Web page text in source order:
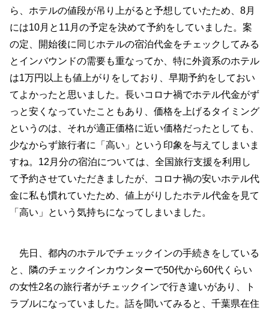
ら、ホテルの値段が吊り上がると予想していたため、8月
には10月と11月の予定を決めて予約をしていました。案
の定、開始後に同じホテルの宿泊代金をチェックしてみる
とインバウンドの需要も重なってか、特に外資系のホテル
は1万円以上も値上がりをしており、早期予約をしておい
てよかったと思いました。長いコロナ禍でホテル代金がず
っと安くなっていたこともあり、価格を上げるタイミング
というのは、それが適正価格に近い価格だったとしても、
少なからず旅行者に「高い」という印象を与えてしまいま
すね。12月分の宿泊については、全国旅行支援を利用し
て予約させていただきましたが、コロナ禍の安いホテル代
金に私も慣れていたため、値上がりしたホテル代金を見て
「高い」という気持ちになってしまいました。
先日、都内のホテルでチェックインの手続きをしている
と、隣のチェックインカウンターで50代から60代くらい
の女性2名の旅行者がチェックインで行き違いがあり、ト
ラブルになっていました。話を聞いてみると、千葉県在住